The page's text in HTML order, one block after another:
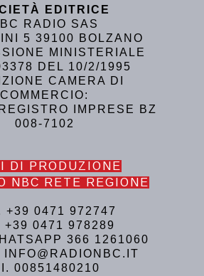
EDITRICE
RADIO SAS
5 39100 BOLZANO
MINISTERIALE
DEL 10/2/1995
CAMERA DI
COMMERCIO:
IMPRESE BZ
008-7102
DI PRODUZIONE
NBC RETE REGIONE
+39 0471 972747
+39 0471 978289
366 1261060
INFO@RADIONBC.IT
00851480210